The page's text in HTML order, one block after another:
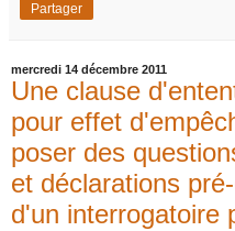
Partager
mercredi 14 décembre 2011
Une clause
pour effet
poser des
et déclarations
d'un interrogatoire